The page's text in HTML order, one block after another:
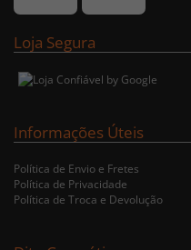
Loja Segura
Informações Úteis
Política de Envio e Fretes
Política de Privacidade
Política de Troca e Devolução